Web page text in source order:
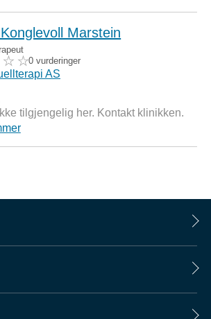
Marstein
0 vurderinger
AS
tilgjengelig her. Kontakt klinikken.